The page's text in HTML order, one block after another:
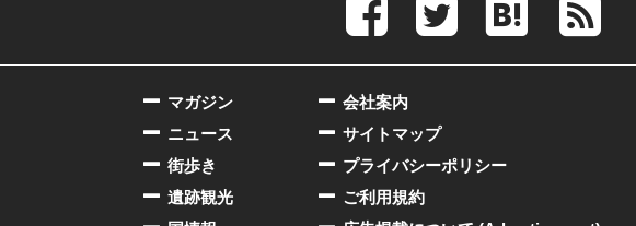
会社案内
サイトマップ
プライバシーポリシー
ご利用規約
マガジン
ニュース
街歩き
遺跡観光